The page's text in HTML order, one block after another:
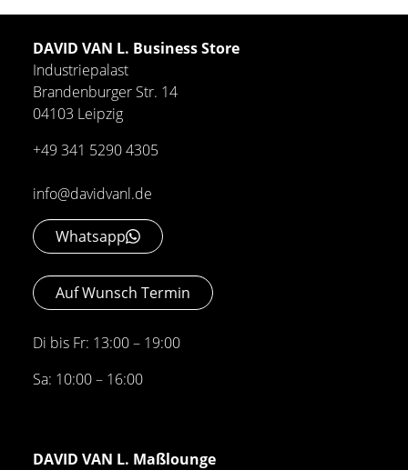
DAVID VAN L. Business Store
Industriepalast
Brandenburger Str. 14
04103 Leipzig
+49 341 5290 4305
info@davidvanl.de
Whatsapp
Auf Wunsch Termin
Di bis Fr: 13:00 – 19:00
Sa: 10:00 – 16:00
DAVID VAN L. Maßlounge